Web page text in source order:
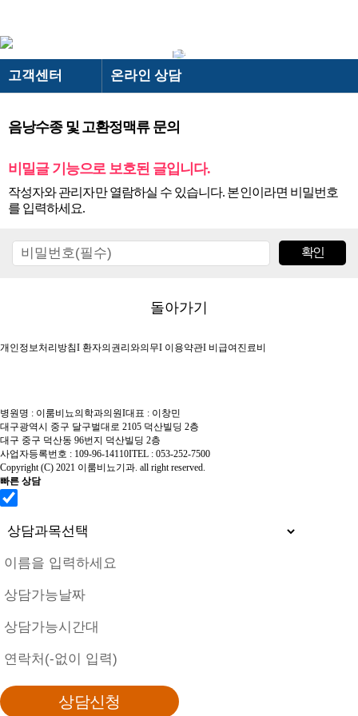
로그인 회원가입
＋ 이룸비뇨기과
－ 이룸비뇨기과
· 이룸비뇨기과 스토리
· 의료장비
· 진료시간/오시는길
＋ 전립선
－ 전립선
· 하이앤드 전립선수술
· 전립선비대증 수술
- AI로봇 전립선수술
- 프로게이터(결찰술) BEST
- 전립선비대증
- 약물치료
- 약물+수액치료
- 물리치료(케어웨이브)
· 원데이 전립선암 검진
- 전립선암 진단
- 전립선암 치료
＋ 남성수술
－ 남성수술
· 하이앤드 남성수술
· 확대클리닉
· 복합수술 BEST
＋ 발기부전
－ 발기부전
· 이룸 하이앤드 발기부전
· 비수술 치료요법
＋ 고객센터
－ 고객센터
· 온라인 상담
온라인 상담
“빠르고 정확한 상담”
고객센터
남성수술
발기부전
고객센터
온라인 상담
온라인 예약
공지&보도자료
빠른상담
음낭수종 및 고환정맥류 문의
비밀글 기능으로 보호된 글입니다.
작성자와 관리자만 열람하실 수 있습니다. 본인이라면 비밀번호
를 입력하세요.
돌아가기
개인정보처리방침I 환자의권리와의무I 이용약관I 비급여진료비
병원명 : 이룸비뇨의학과의원I대표 : 이창민
대구광역시 중구 달구벌대로 2105 덕산빌딩 2층
대구 중구 덕산동 96번지 덕산빌딩 2층
사업자등록번호 : 109-96-14110ITEL : 053-252-7500
Copyright (C) 2021 이룸비뇨기과. all right reserved.
빠른 상담